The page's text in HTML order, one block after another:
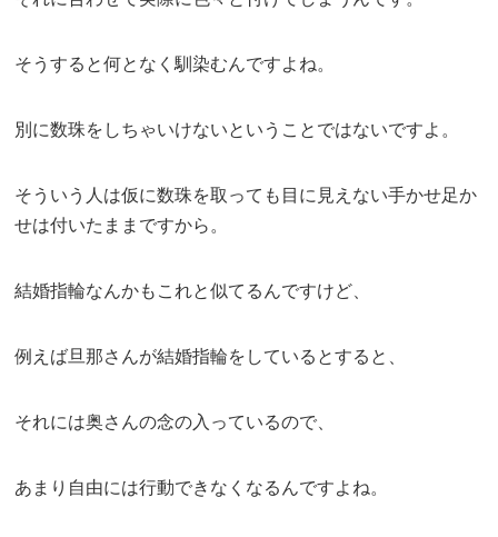
そうすると何となく馴染むんですよね。
別に数珠をしちゃいけないということではないですよ。
そういう人は仮に数珠を取っても目に見えない手かせ足か
せは付いたままですから。
結婚指輪なんかもこれと似てるんですけど、
例えば旦那さんが結婚指輪をしているとすると、
それには奥さんの念の入っているので、
あまり自由には行動できなくなるんですよね。